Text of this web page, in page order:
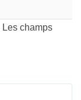
Les champs